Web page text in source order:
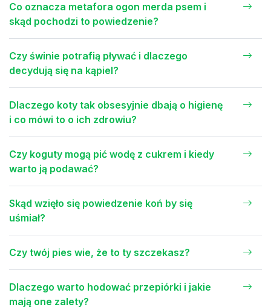
Co oznacza metafora ogon merda psem i
skąd pochodzi to powiedzenie?
Czy świnie potrafią pływać i dlaczego
decydują się na kąpiel?
Dlaczego koty tak obsesyjnie dbają o higienę
i co mówi to o ich zdrowiu?
Czy koguty mogą pić wodę z cukrem i kiedy
warto ją podawać?
Skąd wzięło się powiedzenie koń by się
uśmiał?
Czy twój pies wie, że to ty szczekasz?
Dlaczego warto hodować przepiórki i jakie
mają one zalety?